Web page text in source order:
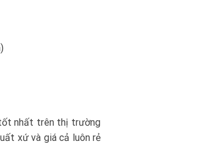
nhất trên thị trường
xứ và giá cả luôn rẻ